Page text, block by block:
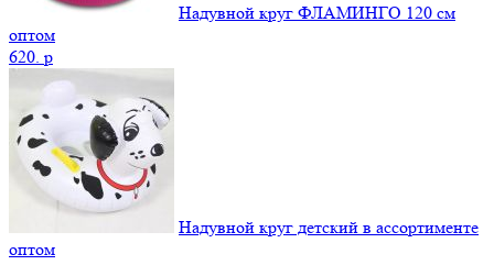
Надувной круг ФЛАМИНГО 120 см
оптом
620. p
Надувной круг детский в ассортименте
оптом